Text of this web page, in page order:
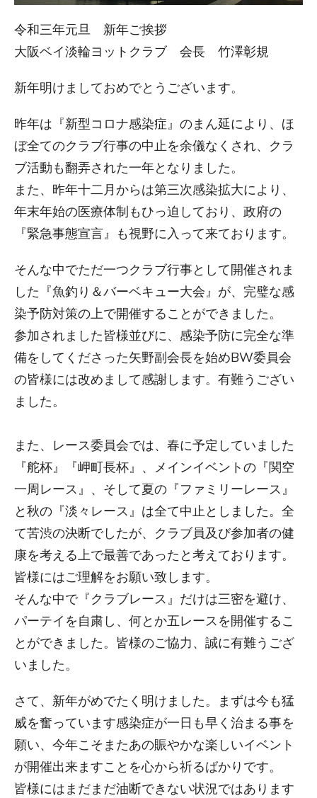
令和三年元旦 新年ご挨拶
大阪ベイ淡輪ヨットクラブ 会長 竹澤彰規
新年明けましておめでとうございます。
昨年は『新型コロナ感染症』のまん延により、ほ
ぼ全てのクラブ行事の中止を余儀なくされ、クラ
ブ活動も翻弄された一年となりました。
また、昨年十二月からは第三次感染拡大により、
年末年始の医療体制もひっ迫しており、政府の
『緊急事態宣言』も視野に入って来ております。
そんな中でただ一つクラブ行事として開催されま
した『魚釣り＆バーベキュー大会』が、完璧な感
染予防対策の上で開催することができました。
参加されました皆様並びに、感染予防に完全な準
備をしてくださった矢野副会長を始めBW委員会
の皆様には改めまして感謝します。有難うござい
ました。
また、レース委員会では、春に予定していました
『舵杯』『岬町長杯』、メインイベントの『関空
一周レース』、そして夏の『ファミリーレース』
と秋の『淡々レース』は全て中止としました。全
て苦渋の決断でしたが、クラブ員及び参加者の健
康を考える上で最善であったと考えております。
皆様にはご理解をお願い致します。
そんな中で『クラブレース』だけは三密を避け、
パーテイを自粛し、何とか五レースを開催するこ
とができました。皆様のご協力、誠に有難うござ
いました。
さて、新年がめでたく明けました。まずは今も猛
威を奮っています感染症が一日も早く治まる事を
願い、今年こそまたあの賑やかな楽しいイベント
が開催出来ますことを心から祈るばかりです。
皆様にはまだまだ油断できない状況ではあります